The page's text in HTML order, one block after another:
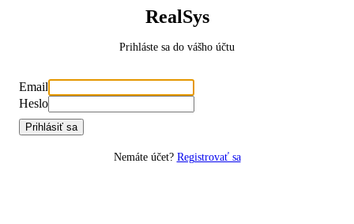
RealSys
Prihláste sa do vášho účtu
Email
Heslo
Prihlásiť sa
Nemáte účet? Registrovať sa